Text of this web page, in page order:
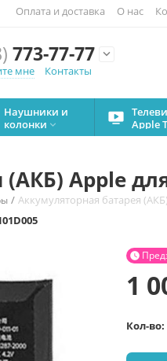
Оплата и доставка О нас
773-77-77

мне
Контакты
Наушники и
колонки 
Apple
Apple
/ Аккумуляторная батарея

1
Кол-во: